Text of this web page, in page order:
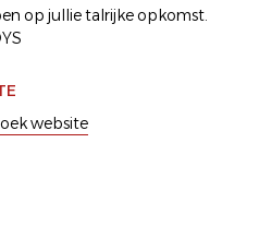
op jullie talrijke opkomst.
website